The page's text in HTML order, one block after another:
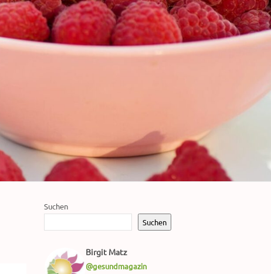
Suchen
Suchen
Birgit Matz
@gesundmagazin